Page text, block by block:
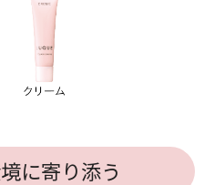
に寄り添う